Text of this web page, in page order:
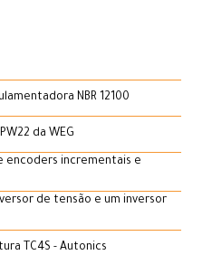
NBR 12100
da WEG
encoders incrementais e
de tensão e um inversor
TC4S - Autonics